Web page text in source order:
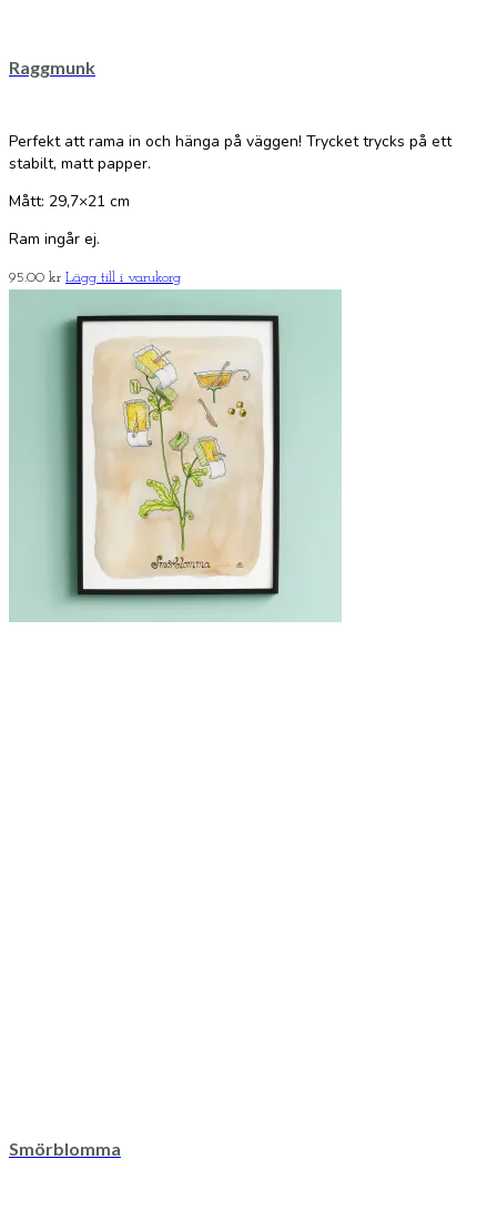
Raggmunk
Perfekt att rama in och hänga på väggen! Trycket trycks på ett
stabilt, matt papper.
Mått: 29,7×21 cm
Ram ingår ej.
95.00 kr Lägg till i varukorg
Smörblomma